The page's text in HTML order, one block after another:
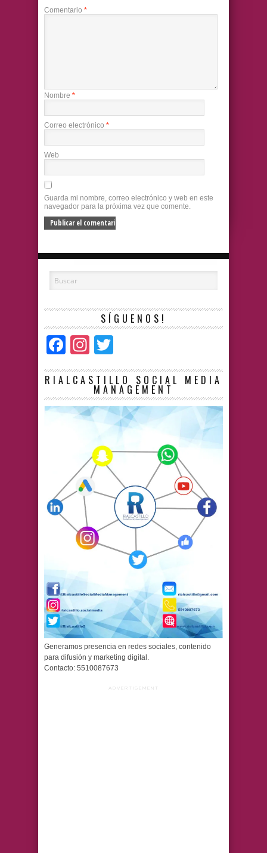
Comentario *
Nombre *
Correo electrónico *
Web
Guarda mi nombre, correo electrónico y web en este
navegador para la próxima vez que comente.
SÍGUENOS!
Facebook
Instagram
RIALCASTILLO SOCIAL MEDIA
MANAGEMENT
Generamos presencia en redes sociales, contenido
para difusión y marketing digital.
Contacto: 5510087673
ADVERTISEMENT